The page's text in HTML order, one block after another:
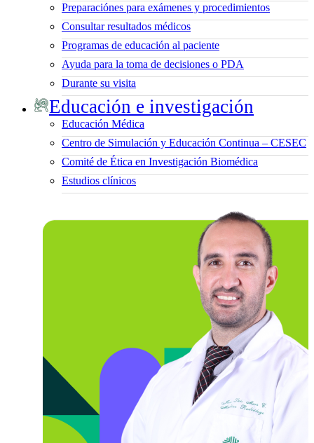
Preparaciónes para exámenes y procedimientos
Consultar resultados médicos
Programas de educación al paciente
Ayuda para la toma de decisiones o PDA
Durante su visita
Educación e investigación
Educación Médica
Centro de Simulación y Educación Continua – CESEC
Comité de Ética en Investigación Biomédica
Estudios clínicos